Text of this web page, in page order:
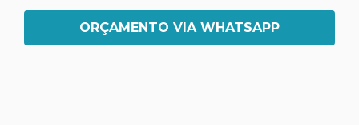
ORÇAMENTO VIA WHATSAPP